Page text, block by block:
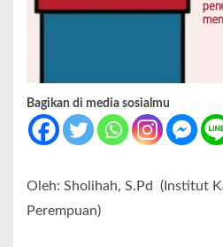
Bagikan di media sosialmu
Oleh: Sholihah, S.Pd (Institut
Perempuan)